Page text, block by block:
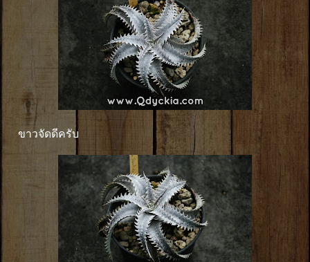
ขาวจัดดีครับ